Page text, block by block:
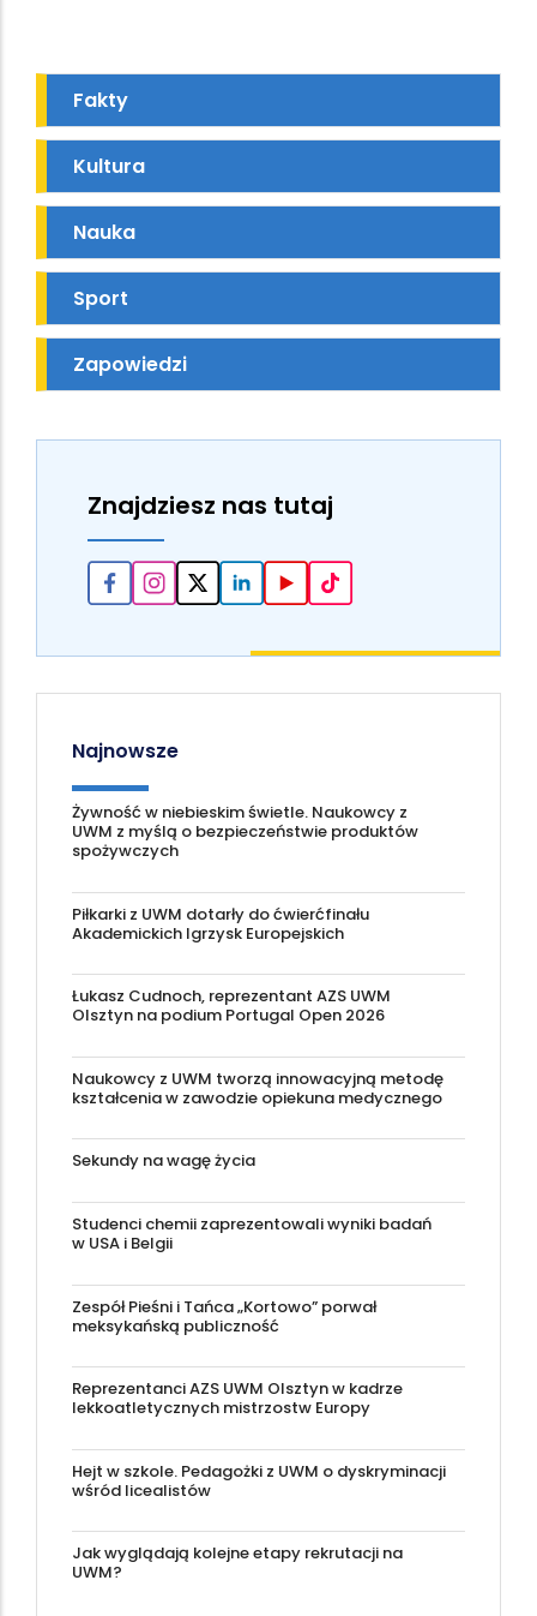
Fakty
Kultura
Nauka
Sport
Zapowiedzi
Znajdziesz nas tutaj
Najnowsze
Żywność w niebieskim świetle. Naukowcy z
UWM z myślą o bezpieczeństwie produktów
spożywczych
Piłkarki z UWM dotarły do ćwierćfinału
Akademickich Igrzysk Europejskich
Łukasz Cudnoch, reprezentant AZS UWM
Olsztyn na podium Portugal Open 2026
Naukowcy z UWM tworzą innowacyjną metodę
kształcenia w zawodzie opiekuna medycznego
Sekundy na wagę życia
Studenci chemii zaprezentowali wyniki badań
w USA i Belgii
Zespół Pieśni i Tańca „Kortowo” porwał
meksykańską publiczność
Reprezentanci AZS UWM Olsztyn w kadrze
lekkoatletycznych mistrzostw Europy
Hejt w szkole. Pedagożki z UWM o dyskryminacji
wśród licealistów
Jak wyglądają kolejne etapy rekrutacji na
UWM?